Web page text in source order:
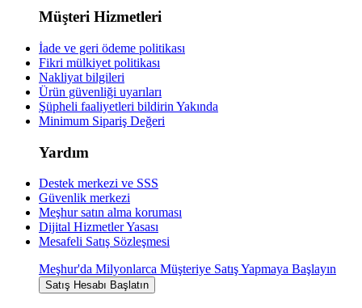
Müşteri Hizmetleri
İade ve geri ödeme politikası
Fikri mülkiyet politikası
Nakliyat bilgileri
Ürün güvenliği uyarıları
Şüpheli faaliyetleri bildirin Yakında
Minimum Sipariş Değeri
Yardım
Destek merkezi ve SSS
Güvenlik merkezi
Meşhur satın alma koruması
Dijital Hizmetler Yasası
Mesafeli Satış Sözleşmesi
Meşhur'da Milyonlarca Müşteriye Satış Yapmaya Başlayın
Satış Hesabı Başlatın